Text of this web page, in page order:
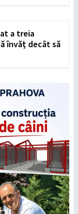
a treia
învăț decât să